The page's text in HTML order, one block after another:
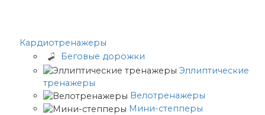
Кардиотренажеры
Беговые дорожки
Эллиптические
тренажеры
Велотренажеры
Мини-степперы